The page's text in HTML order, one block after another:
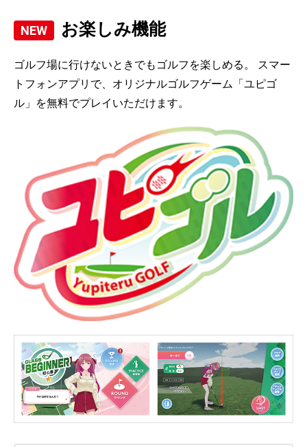
お楽しみ機能
ゴルフ場に行けないときでもゴルフを楽しめる。 スマー
トフォンアプリで、オリジナルゴルフゲーム「ユピゴ
ル」を無料でプレイいただけます。